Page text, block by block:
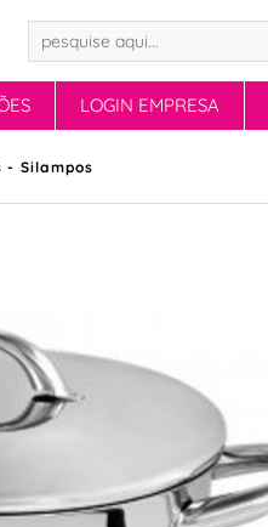
LOGIN EMPRESA
- Silampos